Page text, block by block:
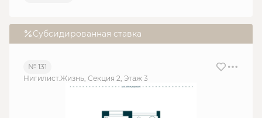
Субсидированная ставка
№ 131
Нигилист.Жизнь, Секция 2, Этаж 3